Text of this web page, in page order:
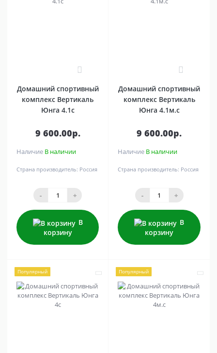
Домашний спортивный
комплекс Вертикаль
Юнга 4.1c
9 600.00р.
Наличие В наличии
Страна производитель: Россия
- +
В
корзину
Домашний спортивный
комплекс Вертикаль
Юнга 4.1м.с
9 600.00р.
Наличие В наличии
Страна производитель: Россия
- +
В
корзину
Популярный Популярный